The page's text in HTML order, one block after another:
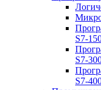
S7-
S7-
S7-